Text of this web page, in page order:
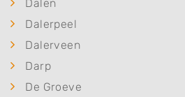
Dalen
Dalerpeel
Dalerveen
Darp
De Groeve